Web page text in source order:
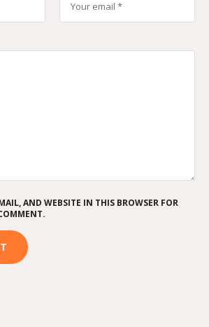
AND WEBSITE IN THIS BROWSER FOR